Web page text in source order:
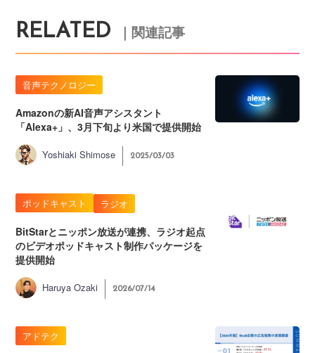
RELATED ｜関連記事
音声テクノロジー
Amazonの新AI音声アシスタント
「Alexa+」、3月下旬より米国で提供開始
Yoshiaki Shimose 2025/03/03
ポッドキャスト ラジオ
BitStarとニッポン放送が連携、ラジオ起点
のビデオポッドキャスト制作パッケージを
提供開始
Haruya Ozaki 2026/07/14
アドテク